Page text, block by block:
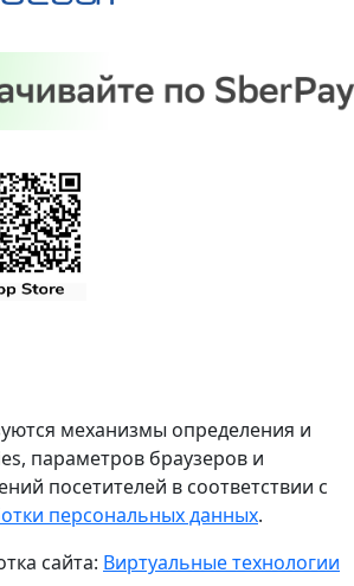
механизмы определения и
параметров браузеров и
посетителей в соответствии с
персональных данных.
сайта: Виртуальные технологии